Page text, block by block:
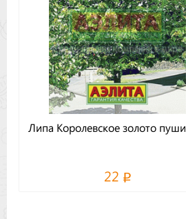
Липа Королевское золото
22